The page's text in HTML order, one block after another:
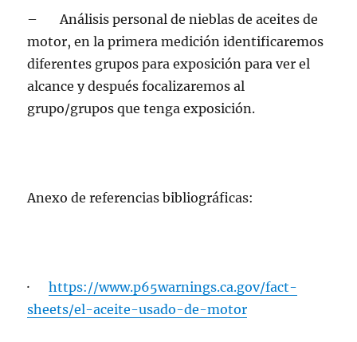
– Análisis personal de nieblas de aceites de
motor, en la primera medición identificaremos
diferentes grupos para exposición para ver el
alcance y después focalizaremos al
grupo/grupos que tenga exposición.
Anexo de referencias bibliográficas:
·https://www.p65warnings.ca.gov/fact-
sheets/el-aceite-usado-de-motor